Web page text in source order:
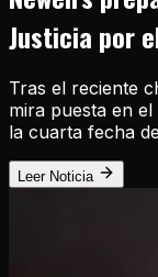
Justicia por
Tras el reciente
mira puesta en
la cuarta fecha
Leer Noticia